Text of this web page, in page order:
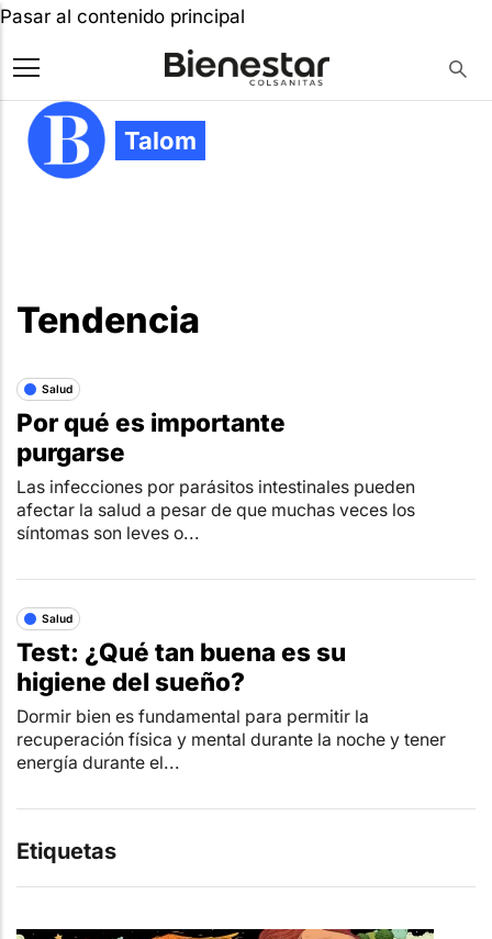
Pasar al contenido principal
Talom
Tendencia
Salud
Por qué es importante
purgarse
Las infecciones por parásitos intestinales pueden
afectar la salud a pesar de que muchas veces los
síntomas son leves o...
Salud
Test: ¿Qué tan buena es su
higiene del sueño?
Dormir bien es fundamental para permitir la
recuperación física y mental durante la noche y tener
energía durante el...
Etiquetas